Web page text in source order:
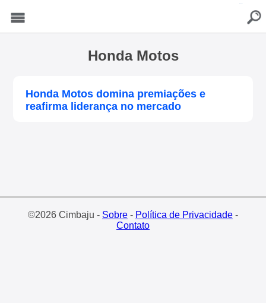
Honda Motos
Honda Motos domina premiações e
reafirma liderança no mercado
©2026 Cimbaju - Sobre- Política de Privacidade-
Contato